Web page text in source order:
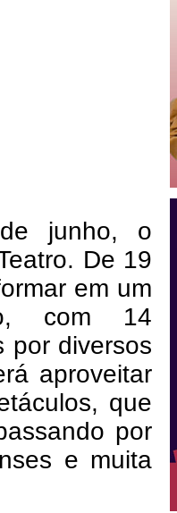
junho, o
De 19
em um
com 14
por diversos
aproveitar
que
por
e muita